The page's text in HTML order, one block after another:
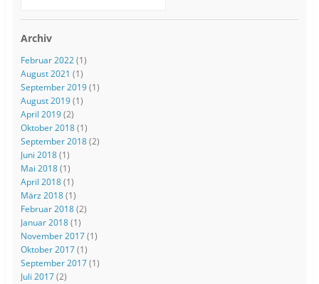
Archiv
Februar 2022(1)
August 2021 (1)
September 2019(1)
August 2019(1)
April 2019(2)
Oktober 2018(1)
September 2018(2)
Juni 2018(1)
Mai 2018(1)
April 2018(1)
März 2018(1)
Februar 2018(2)
Januar 2018(1)
November 2017(1)
Oktober 2017(1)
September 2017(1)
Juli 2017(2)